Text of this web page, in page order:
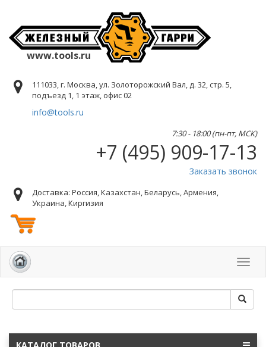
www.tools.ru
111033, г. Москва, ул. Золоторожский Вал, д. 32, стр. 5,
подъезд 1, 1 этаж, офис 02
info@tools.ru
7:30 - 18:00 (пн-пт, МСК)
+7 (495) 909-17-13
Заказать звонок
Доставка: Россия, Казахстан, Беларусь, Армения,
Украина, Киргизия